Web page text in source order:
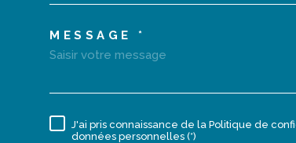
18 rue de la Grosse Tour
MESSAGE *
RÈGLEMENTATION
J'ai pris connaissance de la Politique de
données personnelles (*)